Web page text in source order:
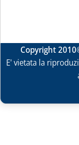
Copyright 2010
E' vietata la